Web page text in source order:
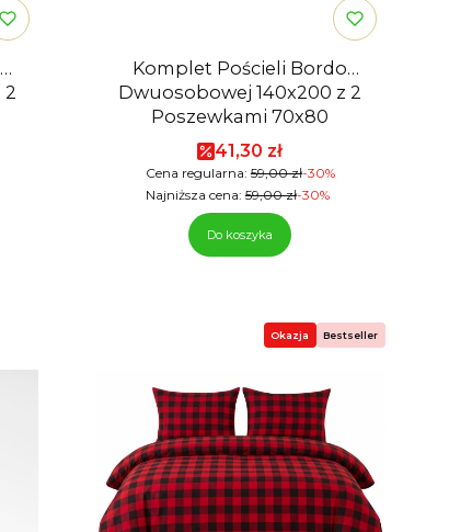
Komplet Pościeli Bordo
Dwuosobowej 140x200 z 2
Poszewkami 70x80
Cena promocyjna
41,30 zł
Cena regularna: 59,00 zł-30%
Najniższa cena: 59,00 zł-30%
Do koszyka
Okazja Bestseller